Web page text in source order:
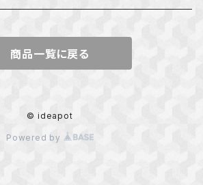
商品一覧に戻る
© ideapot
Powered by